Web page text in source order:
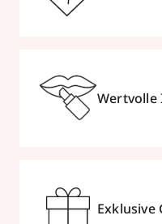
Wertvolle
Exklusive